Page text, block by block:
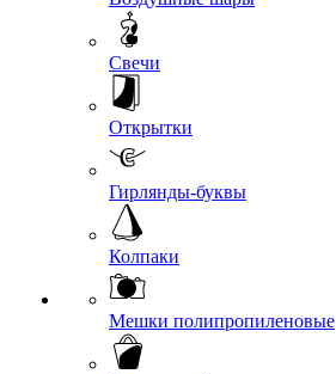
Свечи
Открытки
Гирлянды-буквы
Колпаки
Мешки полипропиленовые